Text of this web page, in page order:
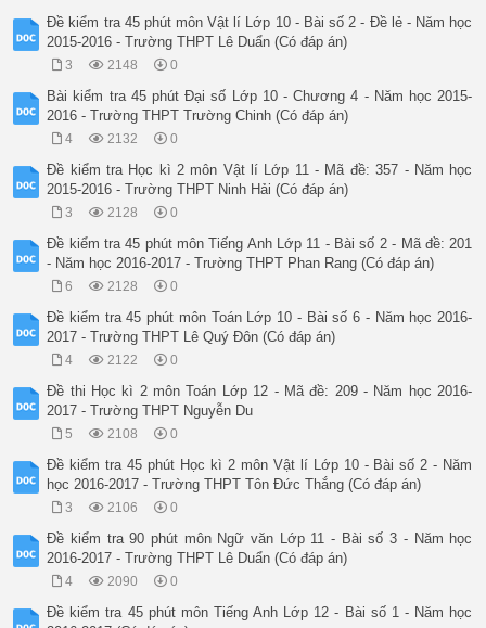
Đề kiểm tra 45 phút môn Vật lí Lớp 10 - Bài số 2 - Đề lẻ - Năm học
2015-2016 - Trường THPT Lê Duẩn (Có đáp án)
3 2148 0
Bài kiểm tra 45 phút Đại số Lớp 10 - Chương 4 - Năm học 2015-
2016 - Trường THPT Trường Chinh (Có đáp án)
4 2132 0
Đề kiểm tra Học kì 2 môn Vật lí Lớp 11 - Mã đề: 357 - Năm học
2015-2016 - Trường THPT Ninh Hải (Có đáp án)
3 2128 0
Đề kiểm tra 45 phút môn Tiếng Anh Lớp 11 - Bài số 2 - Mã đề: 201
- Năm học 2016-2017 - Trường THPT Phan Rang (Có đáp án)
6 2128 0
Đề kiểm tra 45 phút môn Toán Lớp 10 - Bài số 6 - Năm học 2016-
2017 - Trường THPT Lê Quý Đôn (Có đáp án)
4 2122 0
Đề thi Học kì 2 môn Toán Lớp 12 - Mã đề: 209 - Năm học 2016-
2017 - Trường THPT Nguyễn Du
5 2108 0
Đề kiểm tra 45 phút Học kì 2 môn Vật lí Lớp 10 - Bài số 2 - Năm
học 2016-2017 - Trường THPT Tôn Đức Thắng (Có đáp án)
3 2106 0
Đề kiểm tra 90 phút môn Ngữ văn Lớp 11 - Bài số 3 - Năm học
2016-2017 - Trường THPT Lê Duẩn (Có đáp án)
4 2090 0
Đề kiểm tra 45 phút môn Tiếng Anh Lớp 12 - Bài số 1 - Năm học